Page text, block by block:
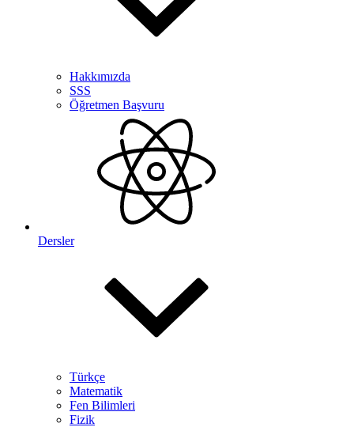
Hakkımızda
SSS
Öğretmen Başvuru
Dersler
Türkçe
Matematik
Fen Bilimleri
Fizik